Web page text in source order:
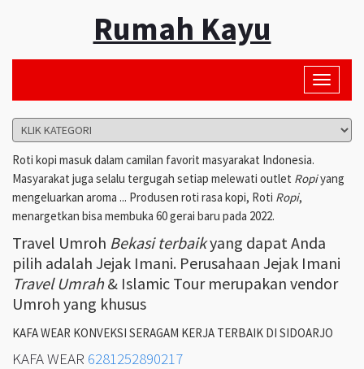
Rumah Kayu
Toggle
Roti kopi masuk dalam camilan favorit masyarakat Indonesia.
Masyarakat juga selalu tergugah setiap melewati outlet Ropiyang
mengeluarkan aroma ... Produsen roti rasa kopi, Roti Ropi,
menargetkan bisa membuka 60 gerai baru pada 2022.
Travel Umroh Bekasi terbaikyang dapat Anda
pilih adalah Jejak Imani. Perusahaan Jejak Imani
Travel Umrah& Islamic Tour merupakan vendor
Umroh yang khusus
KAFA WEAR KONVEKSI SERAGAM KERJA TERBAIK DI SIDOARJO
KAFA WEAR 6281252890217